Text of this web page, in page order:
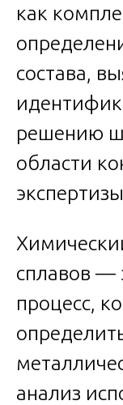
как
состава,
решению
области
сплавов —
процесс,
анализ